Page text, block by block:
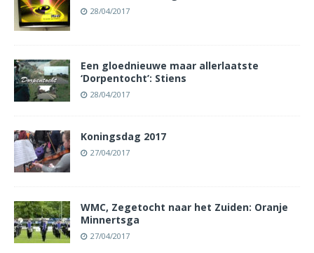
28/04/2017
Een gloednieuwe maar allerlaatste
‘Dorpentocht’: Stiens
28/04/2017
Koningsdag 2017
27/04/2017
WMC, Zegetocht naar het Zuiden: Oranje
Minnertsga
27/04/2017